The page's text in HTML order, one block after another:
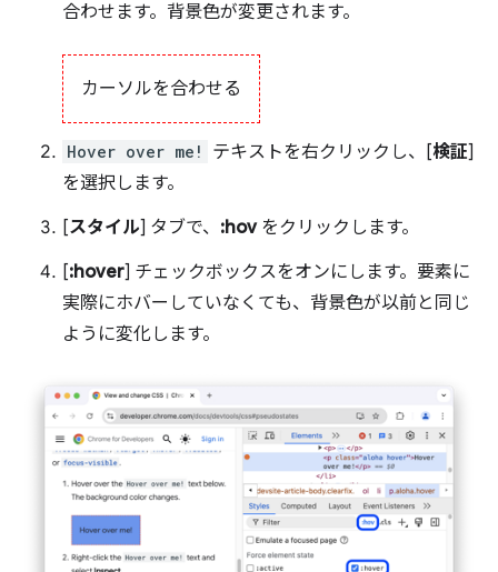
合わせます。背景色が変更されます。
カーソルを合わせる
Hover over me! テキストを右クリックし、[検証]
を選択します。
[スタイル] タブで、 :hovをクリックします。
[:hover] チェックボックスをオンにします。要素に
実際にホバーしていなくても、背景色が以前と同じ
ように変化します。